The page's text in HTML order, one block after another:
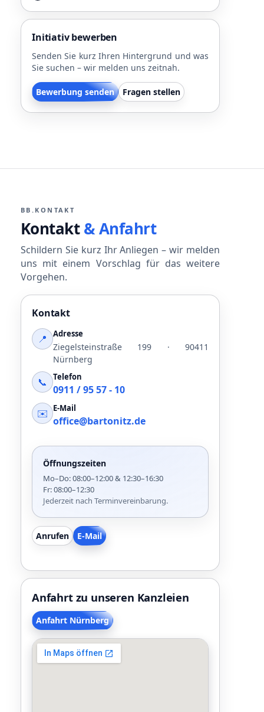
Initiativ bewerben
Senden Sie kurz Ihren Hintergrund und was
Sie suchen – wir melden uns zeitnah.
Bewerbung senden Fragen stellen
BB.KONTAKT
Kontakt& Anfahrt
Schildern Sie kurz Ihr Anliegen – wir melden
uns mit einem Vorschlag für das weitere
Vorgehen.
Kontakt
📍
Adresse
Ziegelsteinstraße 199 · 90411
Nürnberg
📞 Telefon
0911 / 95 57 - 10
✉️
E-Mail
office@bartonitz.de
Öffnungszeiten
Mo–Do: 08:00–12:00 & 12:30–16:30
Fr: 08:00–12:30
Jederzeit nach Terminvereinbarung.
Anrufen E-Mail
Anfahrt zu unseren Kanzleien
Anfahrt Nürnberg